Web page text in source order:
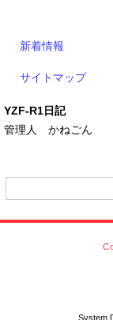
新着情報
サイトマップ
YZF-R1日記
管理人 かねごん
System